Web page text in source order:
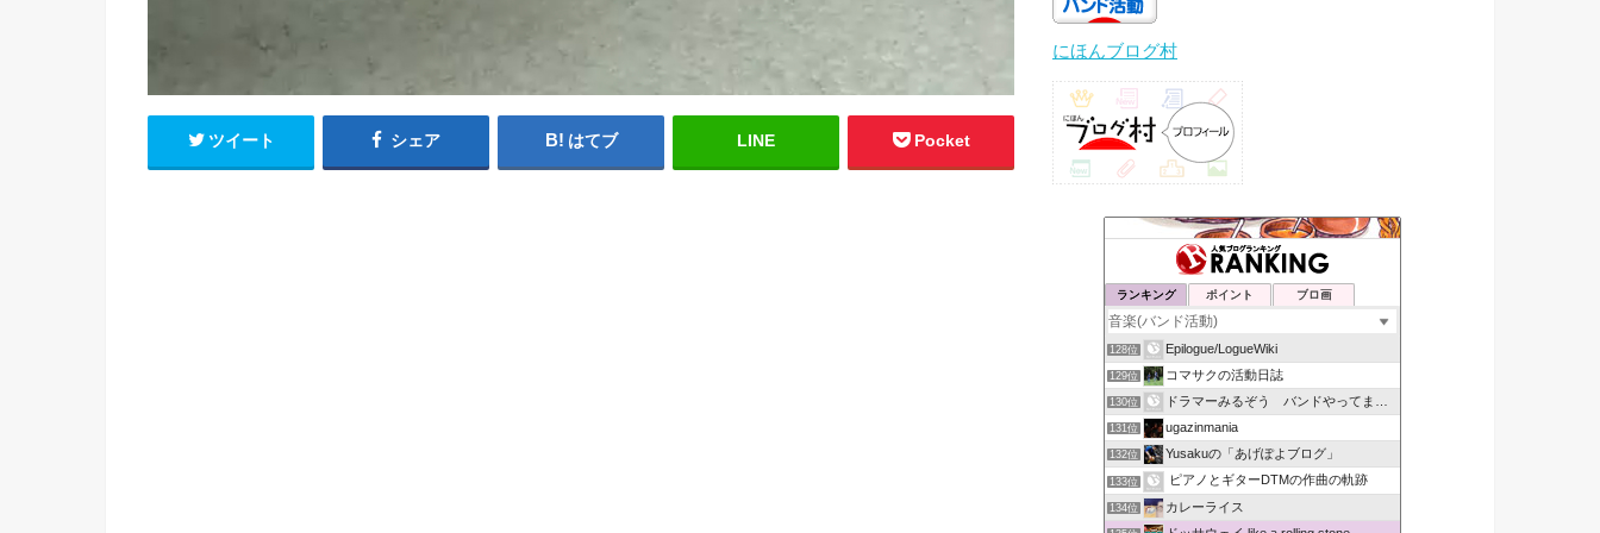
ツイート シェア はてブ LINE Pocket
にほんブログ村
ランキング ポイント ブロ画
128位 Epilogue/LogueWiki
129位 コマサクの活動日誌
130位 ドラマーみるぞう バンドやってまするぅ
131位 ugazinmania
132位 Yusakuの「あげぽよブログ」
133位 ピアノとギターDTMの作曲の軌跡
134位 カレーライス